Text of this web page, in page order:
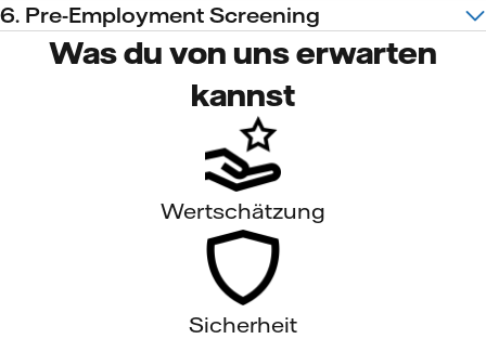
6. Pre-Employment Screening
Was du von uns erwarten
kannst
Wertschätzung
Sicherheit